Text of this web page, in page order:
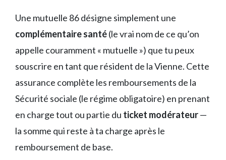
Une mutuelle 86 désigne simplement une
complémentaire santé(le vrai nom de ce qu’on
appelle couramment « mutuelle ») que tu peux
souscrire en tant que résident de la Vienne. Cette
assurance complète les remboursements de la
Sécurité sociale (le régime obligatoire) en prenant
en charge tout ou partie du ticket modérateur—
la somme qui reste à ta charge après le
remboursement de base.